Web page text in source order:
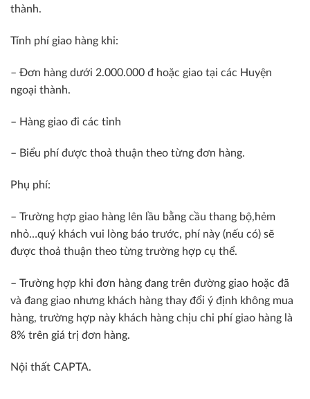
thành.
Tính phí giao hàng khi:
– Đơn hàng dưới 2.000.000 đ hoặc giao tại các Huyện
ngoại thành.
– Hàng giao đi các tỉnh
– Biểu phí được thoả thuận theo từng đơn hàng.
Phụ phí:
– Trường hợp giao hàng lên lầu bằng cầu thang bộ,hẻm
nhỏ…quý khách vui lòng báo trước, phí này (nếu có) sẽ
được thoả thuận theo từng trường hợp cụ thể.
– Trường hợp khi đơn hàng đang trên đường giao hoặc đã
và đang giao nhưng khách hàng thay đổi ý định không mua
hàng, trường hợp này khách hàng chịu chi phí giao hàng là
8% trên giá trị đơn hàng.
Nội thất CAPTA.